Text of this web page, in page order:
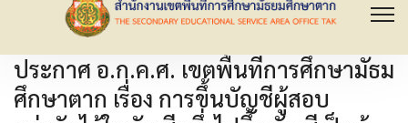
ประกาศ อ.ก.ค.ศ. เขตพื้นที่การศึกษามัธม
ศึกษาตาก เรื่อง การขึ้นบัญชีผู้สอบ